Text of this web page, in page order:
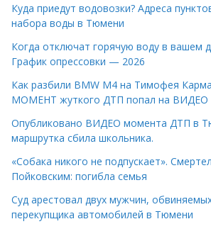
Куда приедут водовозки? Адреса
набора воды в Тюмени
Когда отключат горячую воду в вашем
График опрессовки — 2026
Как разбили BMW M4 на Тимофея
МОМЕНТ жуткого ДТП попал на ВИДЕО
Опубликовано ВИДЕО момента ДТП в
маршрутка сбила школьника.
«Собака никого не подпускает».
Пойковским: погибла семья
Суд арестовал двух мужчин,
перекупщика автомобилей в Тюмени